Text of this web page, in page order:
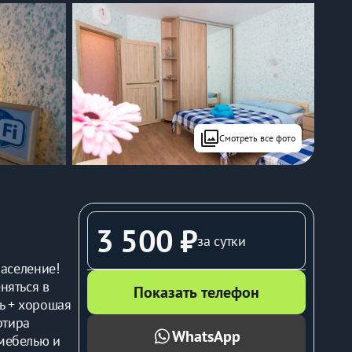
filterСмотреть все фото
в
+ хорошая
и
3 500 ₽за сутки
Показать телефон
WhatsApp